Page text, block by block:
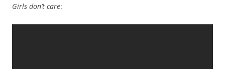
Girls don’t care: